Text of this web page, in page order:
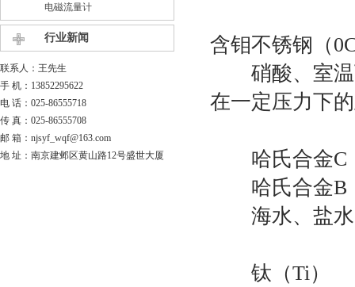
电磁流量计
行业新闻
联系人：王先生
手 机：13852295622
电 话：025-86555718
传 真：025-86555708
邮 箱：njsyf_wqf@163.com
地 址：南京建邺区黄山路12号盛世大厦
含钼不锈钢（
硝酸、室温
在一定压力下
哈氏合金C
哈氏合金B
海水、盐水
钛（Ti）